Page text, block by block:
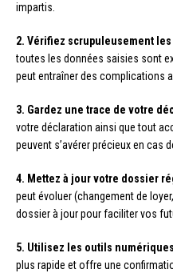
impartis.
2. Vérifiez scrupuleusement
toutes les données saisies sont
peut entraîner des complications
3. Gardez une trace de votre
votre déclaration ainsi que tout
peuvent s’avérer précieux en cas
4. Mettez à jour votre dossier
peut évoluer (changement de
dossier à jour pour faciliter vos
5. Utilisez les outils numériques
plus rapide et offre une